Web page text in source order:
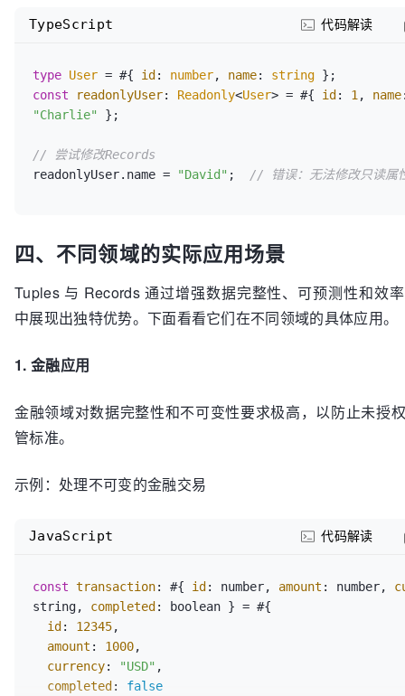
type User = #{ id : number, name: string
const
readonlyUser: Readonly<User> = #{ id : 1 , name
"Charlie"
};
// 尝试修改Records
readonlyUser. name = "David" ; // 错误：无法修改只读属
TypeScript 代码解读
四、不同领域的实际应用场景
Tuples 与 Records 通过增强数据完整性、可预测性和效
中展现出独特优势。下面看看它们在不同领域的具体应用。
1. 金融应用
金融领域对数据完整性和不可变性要求极高，以防止未授
管标准。
示例：处理不可变的金融交易
const transaction: #{ id : number, amount : number,
string, completed : boolean } = #{
id : 12345,
amount : 1000,
currency: "USD" ,
completed : false
JavaScript 代码解读